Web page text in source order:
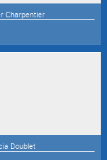
Charpentier
Doublet